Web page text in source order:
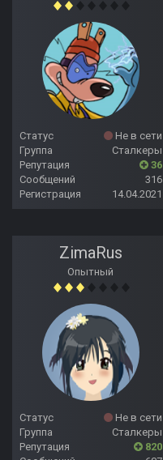
Статус
Не в сети
Группа
Сталкеры
Репутация
36
Сообщений
316
Регистрация
14.04.2021
ZimaRus
Опытный
Статус
Не в сети
Группа
Сталкеры
Репутация
820